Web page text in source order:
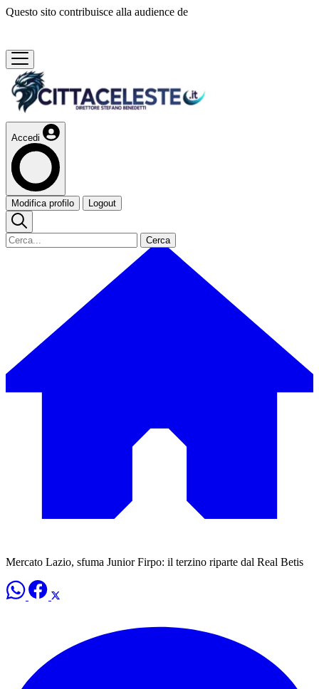
Questo sito contribuisce alla audience de
Accedi
Modifica profilo Logout
Cerca
Mercato Lazio, sfuma Junior Firpo: il terzino riparte dal Real Betis